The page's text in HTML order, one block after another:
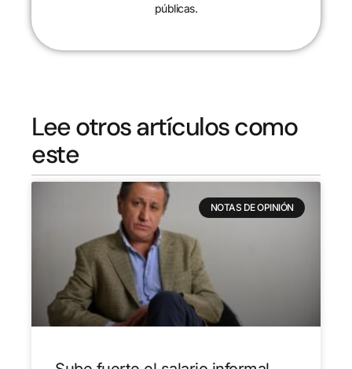
públicas.
Lee otros artículos como
este
NOTAS DE OPINIÓN